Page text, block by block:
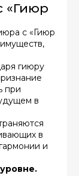
«Гиюр
с «Гиюр
гиюру
при
в
в
и